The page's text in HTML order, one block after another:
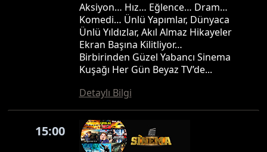
Aksiyon… Hız… Eğlence… Dram…
Komedi… Ünlü Yapımlar, Dünyaca
Ünlü Yıldızlar, Akıl Almaz Hikayeler
Ekran Başına Kilitliyor…
Birbirinden Güzel Yabancı Sinema
Kuşağı Her Gün Beyaz TV’de...
Detaylı Bilgi
15:00